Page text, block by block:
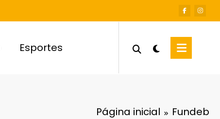
Esportes
Página inicial Fundeb